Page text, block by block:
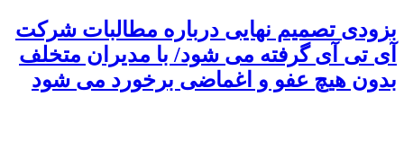
بزودی تصمیم نهایی درباره مطالبات شرکت
آی تی آی گرفته می شود/ با مدیران متخلف
بدون هیچ عفو و اغماضی برخورد می شود